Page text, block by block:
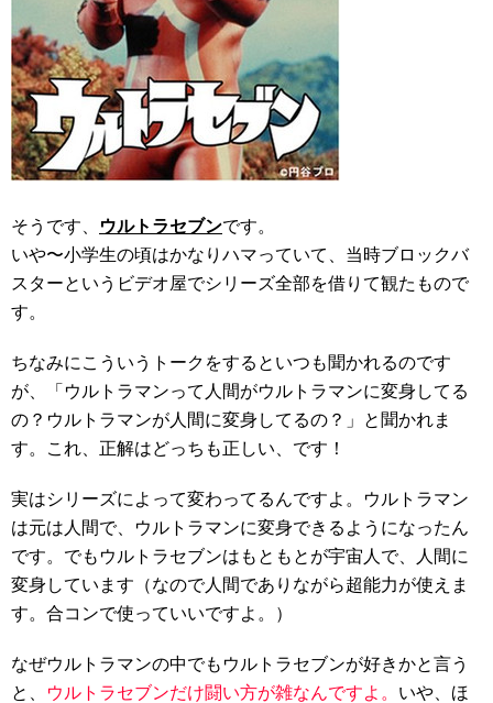
そうです、 ウルトラセブンです。
いや〜小学生の頃はかなりハマっていて、当時ブロックバ
スターというビデオ屋でシリーズ全部を借りて観たもので
す。
ちなみにこういうトークをするといつも聞かれるのです
が、「ウルトラマンって人間がウルトラマンに変身してる
の？ウルトラマンが人間に変身してるの？」と聞かれま
す。これ、正解はどっちも正しい、です！
実はシリーズによって変わってるんですよ。ウルトラマン
は元は人間で、ウルトラマンに変身できるようになったん
です。でもウルトラセブンはもともとが宇宙人で、人間に
変身しています（なので人間でありながら超能力が使えま
す。合コンで使っていいですよ。）
なぜウルトラマンの中でもウルトラセブンが好きかと言う
と、
ウルトラセブンだけ闘い方が雑なんですよ。 いや、ほ